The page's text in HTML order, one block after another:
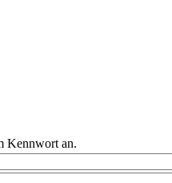
Kennwort an.